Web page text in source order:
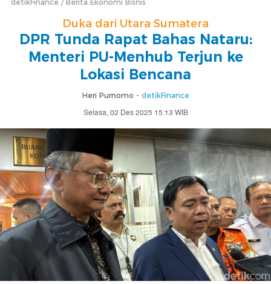
detikFinance Berita Ekonomi Bisnis
Duka dari Utara Sumatera
DPR Tunda Rapat Bahas Nataru:
Menteri PU-Menhub Terjun ke
Lokasi Bencana
Heri Purnomo - detikFinance
Selasa, 02 Des 2025 15:13 WIB